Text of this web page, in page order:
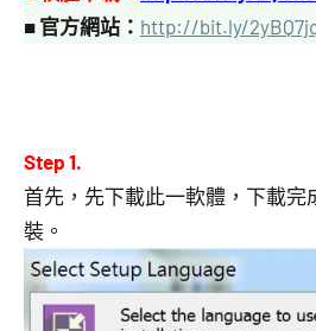
■ 官方網站： http://bit.ly/
Step 1.
首先，先下載此一軟體，下載完
裝。